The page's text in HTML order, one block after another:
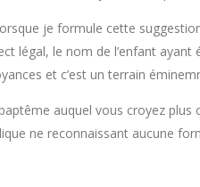
je formule cette
légal, le nom de l’enfant
et c’est un terrain
auquel vous croyez
ne reconnaissant aucune